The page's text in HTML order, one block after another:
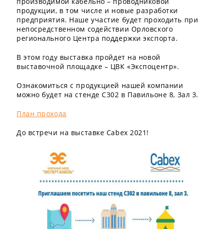
продукции, в том числе и новые разработки
предприятия. Наше участие будет проходить при
непосредственном содействии Орловского
регионального Центра поддержки экспорта.
В этом году выставка пройдет на новой
выставочной площадке – ЦВК «Экспоцентр».
Ознакомиться с продукцией нашей компании
можно будет на стенде С302 в Павильоне 8, Зал 3.
План прохода
До встречи на выставке Cabex 2021!